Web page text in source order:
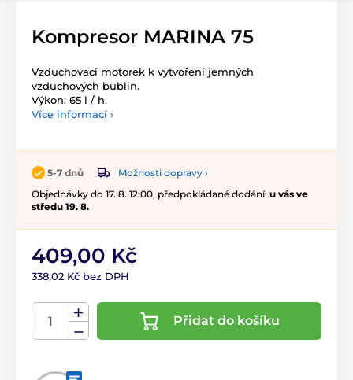
Kompresor MARINA 75
Vzduchovací motorek k vytvoření jemných
vzduchových bublin.
Výkon: 65 l / h.
Více informací ›
5-7 dnů
Možnosti dopravy ›
Objednávky do 17. 8. 12:00, předpokládané dodání: u vás ve
středu 19. 8.
409,00 Kč
338,02 Kč bez DPH
Přidat do košíku